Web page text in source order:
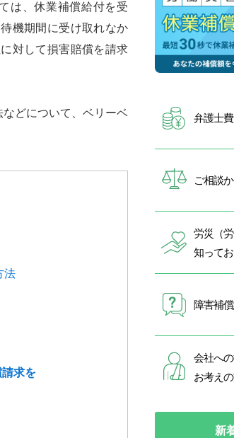
は、休業補償給付を受
機期間に受け取れなか
対して損害賠償を請求
どについて、ベリーベ
法
求を
弁護士
ご相談
労災（
知って
障害補
会社へ
お考え
新